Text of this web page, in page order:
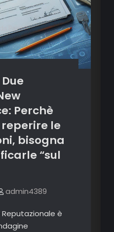
Perchè
le
bisogna
“sul
admin4389
Reputazionale è